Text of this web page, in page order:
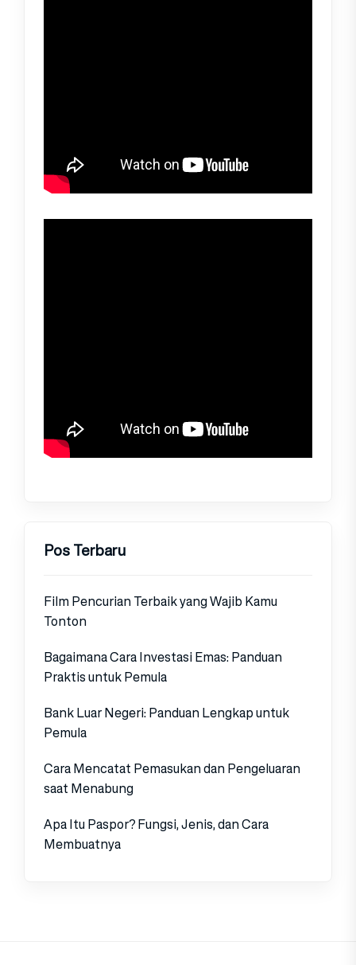
Pos Terbaru
Film Pencurian Terbaik yang Wajib Kamu
Tonton
Bagaimana Cara Investasi Emas: Panduan
Praktis untuk Pemula
Bank Luar Negeri: Panduan Lengkap untuk
Pemula
Cara Mencatat Pemasukan dan Pengeluaran
saat Menabung
Apa Itu Paspor? Fungsi, Jenis, dan Cara
Membuatnya